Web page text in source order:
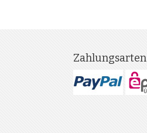
Zahlungsarten